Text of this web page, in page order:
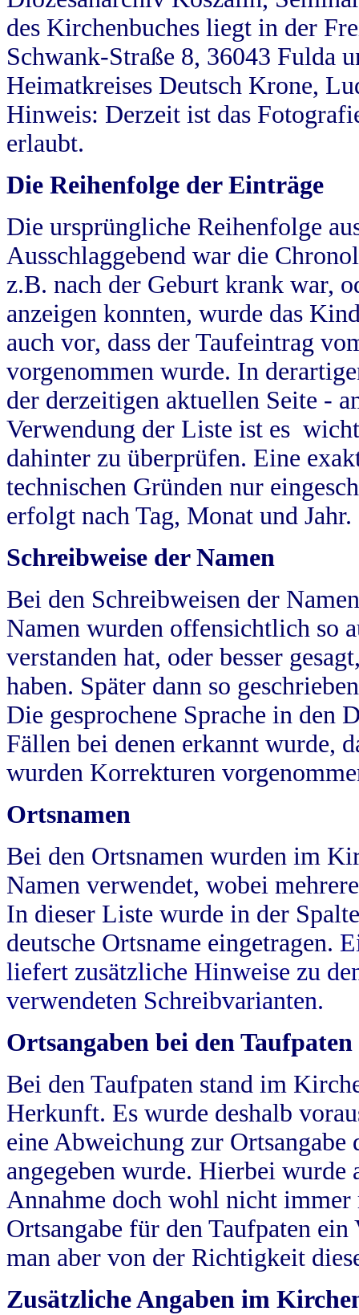
des Kirchenbuches liegt in der
Schwank-Straße 8, 36043 Fulda
Heimatkreises Deutsch Krone,
Hinweis: Derzeit ist das
erlaubt.
Die Reihenfolge der Einträge
Die ursprüngliche Reihenfolge
Ausschlaggebend war die
z.B. nach der Geburt krank war,
anzeigen konnten, wurde das
auch vor, dass der Taufeintrag
vorgenommen wurde. In
der derzeitigen aktuellen Seite -
Verwendung der Liste ist es
dahinter zu überprüfen. Eine
technischen Gründen nur
erfolgt nach Tag, Monat und Jahr.
Schreibweise der Namen
Bei den Schreibweisen der
Namen wurden offensichtlich so
verstanden hat, oder besser
haben. Später dann so
Die gesprochene Sprache in
Fällen bei denen erkannt wurde,
wurden Korrekturen
Ortsnamen
Bei den Ortsnamen wurden im
Namen verwendet, wobei
In dieser Liste wurde in der
deutsche Ortsname eingetragen.
liefert zusätzliche Hinweise zu
verwendeten Schreibvarianten.
Ortsangaben bei den Taufpaten
Bei den Taufpaten stand im
Herkunft. Es wurde deshalb
eine Abweichung zur
angegeben wurde. Hierbei wurde
Annahme doch wohl nicht
Ortsangabe für den Taufpaten
man aber von der Richtigkeit
Zusätzliche Angaben im